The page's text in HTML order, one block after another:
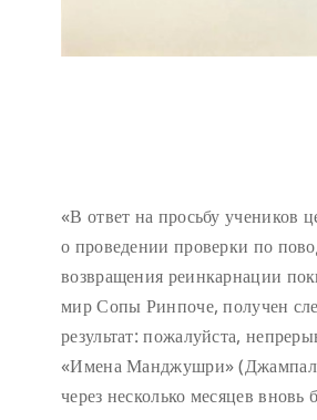
«В ответ на просьбу
о проведении проверки по
возвращения реинкарнации
мир Сопы Ринпоче, получен
результат: пожалуйста,
«Имена Манджушри»
через несколько месяцев вновь